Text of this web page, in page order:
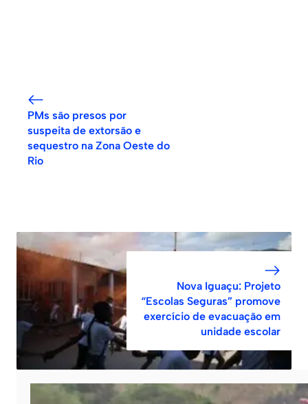
PMs são presos por
suspeita de extorsão e
sequestro na Zona Oeste do
Rio
Nova Iguaçu: Projeto
“Escolas Seguras” promove
exercício de evacuação em
unidade escolar